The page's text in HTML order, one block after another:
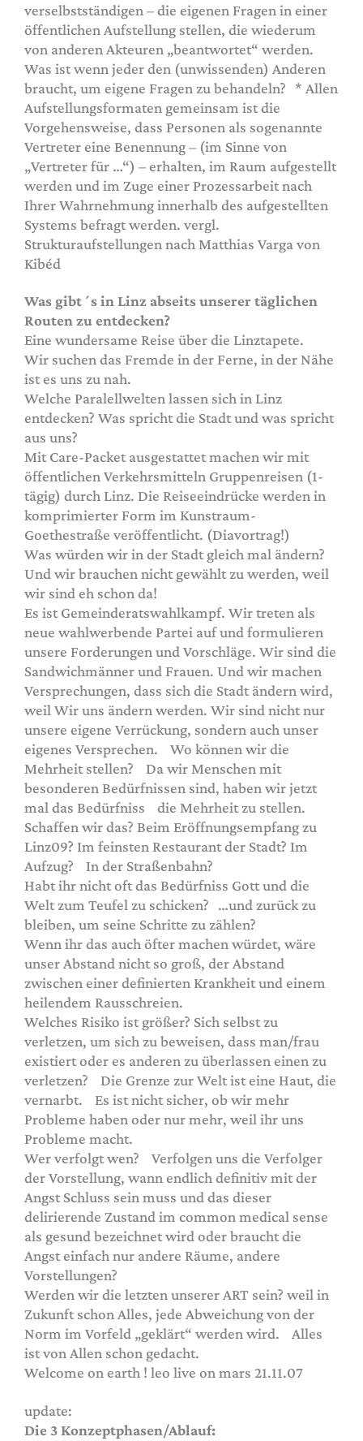
verselbstständigen – die eigenen Fragen in einer
öffentlichen Aufstellung stellen, die wiederum
von anderen Akteuren „beantwortet“ werden.
Was ist wenn jeder den (unwissenden) Anderen
braucht, um eigene Fragen zu behandeln? * Allen
Aufstellungsformaten gemeinsam ist die
Vorgehensweise, dass Personen als sogenannte
Vertreter eine Benennung – (im Sinne von
„Vertreter für …“) – erhalten, im Raum aufgestellt
werden und im Zuge einer Prozessarbeit nach
Ihrer Wahrnehmung innerhalb des aufgestellten
Systems befragt werden. vergl.
Strukturaufstellungen nach Matthias Varga von
Kibéd
Was gibt´s in Linz abseits unserer täglichen
Routen zu entdecken?
Eine wundersame Reise über die Linztapete.
Wir suchen das Fremde in der Ferne, in der Nähe
ist es uns zu nah.
Welche Paralellwelten lassen sich in Linz
entdecken? Was spricht die Stadt und was spricht
aus uns?
Mit Care-Packet ausgestattet machen wir mit
öffentlichen Verkehrsmitteln Gruppenreisen (1-
tägig) durch Linz. Die Reiseeindrücke werden in
komprimierter Form im Kunstraum-
Goethestraße veröffentlicht. (Diavortrag!)
Was würden wir in der Stadt gleich mal ändern?
Und wir brauchen nicht gewählt zu werden, weil
wir sind eh schon da!
Es ist Gemeinderatswahlkampf. Wir treten als
neue wahlwerbende Partei auf und formulieren
unsere Forderungen und Vorschläge. Wir sind die
Sandwichmänner und Frauen. Und wir machen
Versprechungen, dass sich die Stadt ändern wird,
weil Wir uns ändern werden. Wir sind nicht nur
unsere eigene Verrückung, sondern auch unser
eigenes Versprechen. Wo können wir die
Mehrheit stellen? Da wir Menschen mit
besonderen Bedürfnissen sind, haben wir jetzt
mal das Bedürfniss die Mehrheit zu stellen.
Schaffen wir das? Beim Eröffnungsempfang zu
Linz09? Im feinsten Restaurant der Stadt? Im
Aufzug? In der Straßenbahn?
Habt ihr nicht oft das Bedürfniss Gott und die
Welt zum Teufel zu schicken? …und zurück zu
bleiben, um seine Schritte zu zählen?
Wenn ihr das auch öfter machen würdet, wäre
unser Abstand nicht so groß, der Abstand
zwischen einer definierten Krankheit und einem
heilendem Rausschreien.
Welches Risiko ist größer? Sich selbst zu
verletzen, um sich zu beweisen, dass man/frau
existiert oder es anderen zu überlassen einen zu
verletzen? Die Grenze zur Welt ist eine Haut, die
vernarbt. Es ist nicht sicher, ob wir mehr
Probleme haben oder nur mehr, weil ihr uns
Probleme macht.
Wer verfolgt wen? Verfolgen uns die Verfolger
der Vorstellung, wann endlich definitiv mit der
Angst Schluss sein muss und das dieser
delirierende Zustand im common medical sense
als gesund bezeichnet wird oder braucht die
Angst einfach nur andere Räume, andere
Vorstellungen?
Werden wir die letzten unserer ART sein? weil in
Zukunft schon Alles, jede Abweichung von der
Norm im Vorfeld „geklärt“ werden wird. Alles
ist von Allen schon gedacht.
Welcome on earth ! leo live on mars 21.11.07
update:
Die 3 Konzeptphasen/Ablauf: